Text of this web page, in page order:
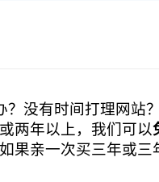
没有时间打理网站
两年以上，我们可以
果亲一次买三年或